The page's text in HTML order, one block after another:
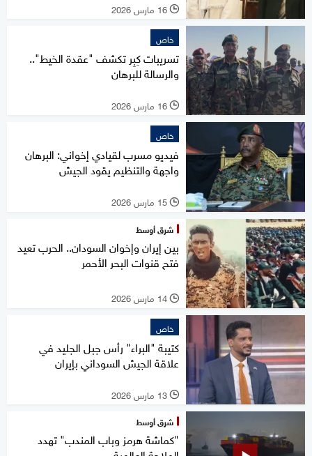
l 16 مارس 2026
خاص
تسريبات كِبِر تكشف "عقدة الخيط"..
والرسالة للبرهان
l 16 مارس 2026
خاص
فيديو مسرب لقيادي إخواني: البرهان
واجهة والتنظيم يقود الجيش
l 15 مارس 2026
شرق أوسط
بين إيران وإخوان السودان.. الحرب تعيد
فتح قنوات البحر الأحمر
l 14 مارس 2026
خاص
كتيبة "البراء" رأس جبل الجليد في
علاقة الجيش السوداني بإيران
l 13 مارس 2026
شرق أوسط
"كماشة هرمز وباب المندب" تهدد